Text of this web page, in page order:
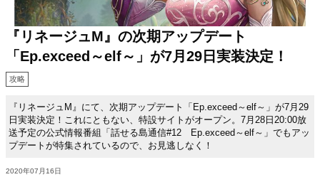
『リネージュM』の次期アップデート
「Ep.exceed～elf～」が7月29日実装決定！
攻略
『リネージュM』にて、次期アップデート「Ep.exceed～elf～」が7月29
日実装決定！これにともない、特設サイトがオープン。7月28日20:00放
送予定の公式情報番組「話せる島通信#12 Ep.exceed～elf～」でもアッ
プデートが特集されているので、お見逃しなく！
2020年07月16日